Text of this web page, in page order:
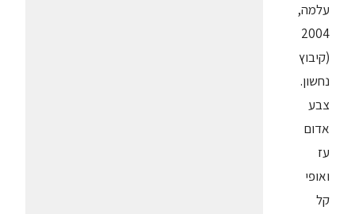
עלמה,
2004
(קיבוץ
נחשון.
צבע
אדום
עז
ואופי
קל